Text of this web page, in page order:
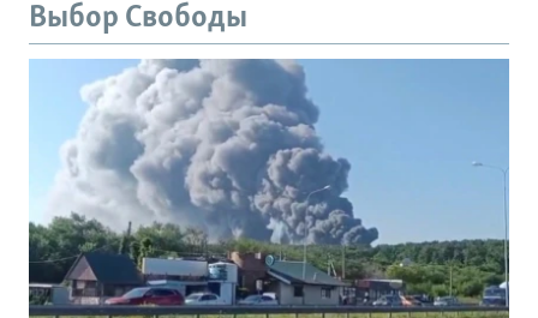
Выбор Свободы